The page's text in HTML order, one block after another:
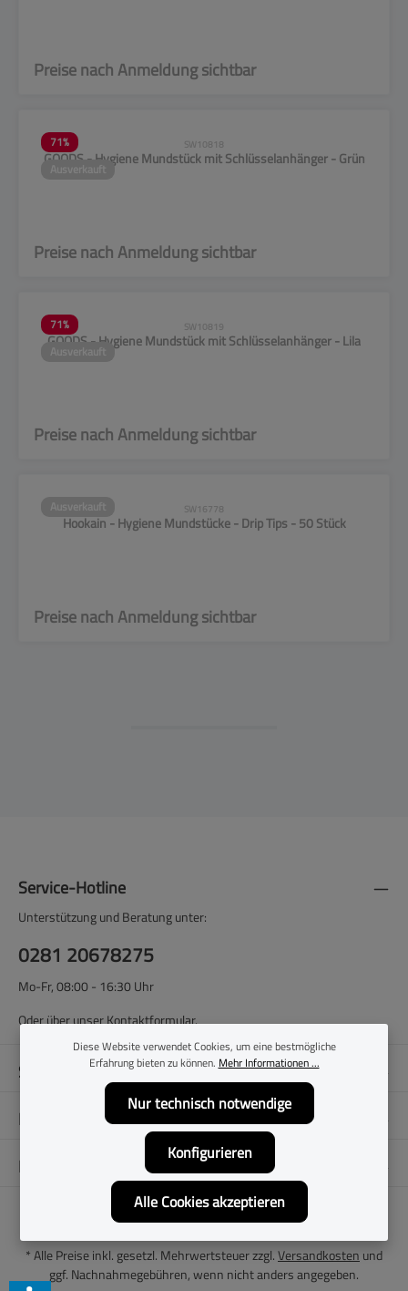
Preise nach Anmeldung sichtbar
71%
SW10818
GOODS - Hygiene Mundstück mit Schlüsselanhänger - Grün
Preise nach Anmeldung sichtbar
71%
SW10819
GOODS - Hygiene Mundstück mit Schlüsselanhänger - Lila
Preise nach Anmeldung sichtbar
SW16778
Hookain - Hygiene Mundstücke - Drip Tips - 50 Stück
Preise nach Anmeldung sichtbar
Service-Hotline
Unterstützung und Beratung unter:
0281 20678275
Mo-Fr, 08:00 - 16:30 Uhr
Oder über unserKontaktformular.
Shop-Service
Filialen
Folge uns
* Alle Preise inkl. gesetzl. Mehrwertsteuer zzgl.Versandkosten und
ggf. Nachnahmegebühren, wenn nicht anders angegeben.
Diese Website verwendet Cookies, um eine bestmögliche
Erfahrung bieten zu können. Mehr Informationen ...
Nur technisch notwendige
Konfigurieren
Alle Cookies akzeptieren